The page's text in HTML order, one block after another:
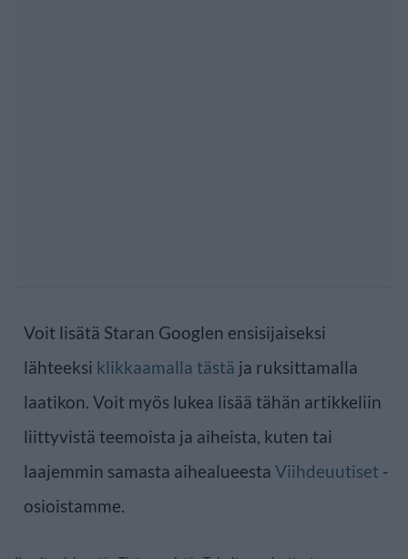
Voit lisätä Staran Googlen ensisijaiseksi
lähteeksi klikkaamalla tästä ja ruksittamalla
laatikon. Voit myös lukea lisää tähän artikkeliin
liittyvistä teemoista ja aiheista, kuten tai
laajemmin samasta aihealueesta Viihdeuutiset -
osioistamme.